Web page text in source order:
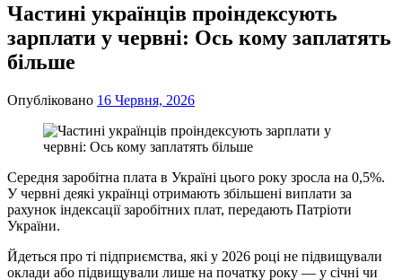
Частині українців проіндексують
зарплати у червні: Ось кому заплатять
більше
Опубліковано 16 Червня, 2026
Середня заробітна плата в Україні цього року зросла на 0,5%.
У червні деякі українці отримають збільшені виплати за
рахунок індексації заробітних плат, передають Патріоти
України.
Йдеться про ті підприємства, які у 2026 році не підвищували
оклади або підвищували лише на початку року — у січні чи